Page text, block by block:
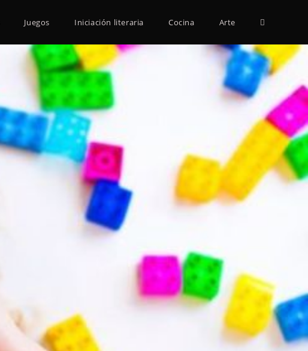
Juegos Iniciación literaria Cocina Arte Alternar
búsqueda
de